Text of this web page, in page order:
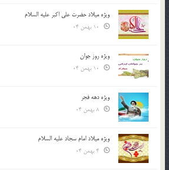
ویژه میلاد حضرت علی اکبر علیه السلام
ویژه روز جوان
ویژه دهه فجر
ویژه میلاد امام سجاد علیه السلام